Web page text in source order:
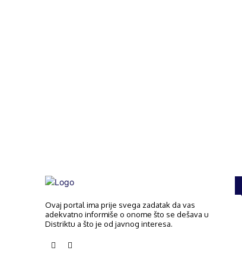
Ovaj portal ima prije svega zadatak da vas
adekvatno informiše o onome što se dešava u
Distriktu a što je od javnog interesa.